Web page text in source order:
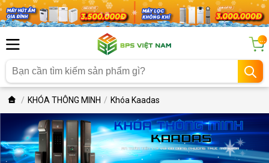
...
KHÓA THÔNG MINH Khóa Kaadas